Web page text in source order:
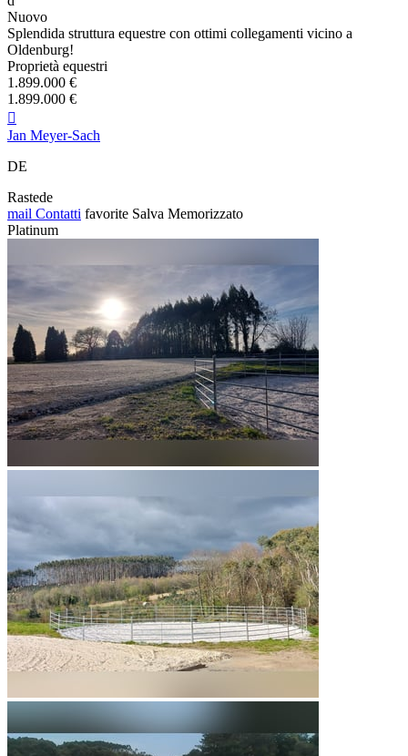
Nuovo
Splendida struttura equestre con ottimi collegamenti vicino a
Oldenburg!
Proprietà equestri
1.899.000 €
1.899.000 €

Jan Meyer-Sach
DE
Rastede
mail Contatti favorite Salva Memorizzato
Platinum